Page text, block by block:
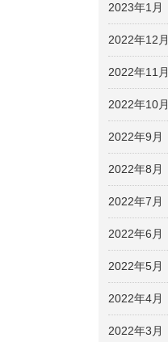
2023年1月
2022年12月
2022年11月
2022年10月
2022年9月
2022年8月
2022年7月
2022年6月
2022年5月
2022年4月
2022年3月